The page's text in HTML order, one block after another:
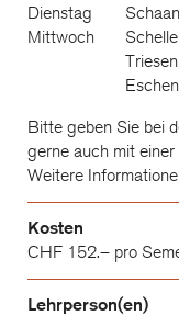
Dienstag
Schaan
Mittwoch
Triesen
Eschen
Bitte geben Sie bei
gerne auch mit einer
Weitere
Kosten
CHF 152.– pro
Lehrperson(en)